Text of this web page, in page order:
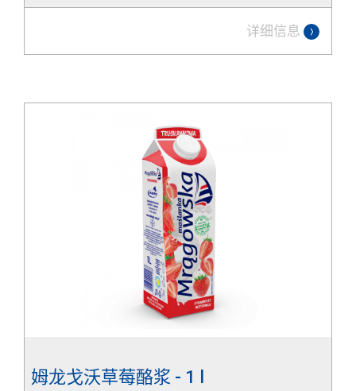
详细信息
姆龙戈沃草莓酪浆 - 1 l